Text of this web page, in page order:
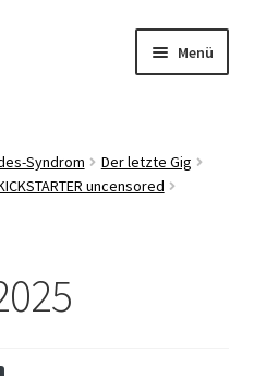
Menü
Syndrom
Der letzte Gig
uncensored